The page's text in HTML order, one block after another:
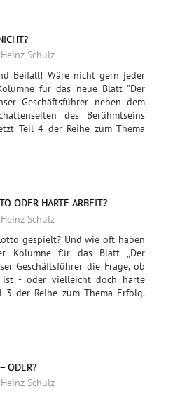
Schulz
Beifall! Wäre nicht gern jeder
für das neue Blatt "Der
Geschäftsführer neben dem
des Berühmtseins
Teil 4 der Reihe zum Thema
ODER HARTE ARBEIT?
Schulz
gespielt? Und wie oft haben
Kolumne für das Blatt „Der
Geschäftsführer die Frage, ob
ist - oder vielleicht doch harte
3 der Reihe zum Thema Erfolg.
ODER?
Schulz